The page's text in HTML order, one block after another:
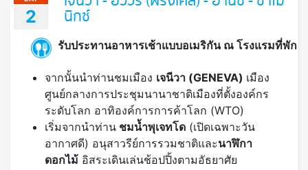
2 นิกซ์
รับประทานอาหารเช้าแบบอเมริกัน ณ โรงแรมที่พัก
จากนั้นนำท่านชมเมือง เจนีวา (GENEVA) เมือง
ศูนย์กลางการประชุมนานาชาติเมืองที่ตั้งองค์กร
ระดับโลก อาทิองค์การการค้าโลก (WTO)
เริ่มจากนำท่าน ชมน้ำพุเจทโด (เปิดเฉพาะวัน
อากาศดี) อนุสาวรีย์การรวมชาติและนาฬิกา
ดอกไม้ อิสระเดินเล่นช้อปปิ้งตามอัธยาศัย